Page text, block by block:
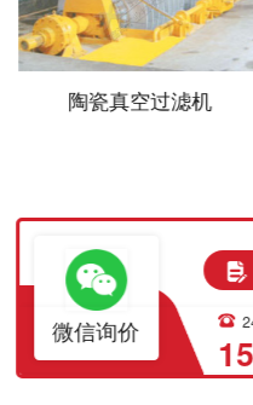
陶瓷真空过滤机
微信询价